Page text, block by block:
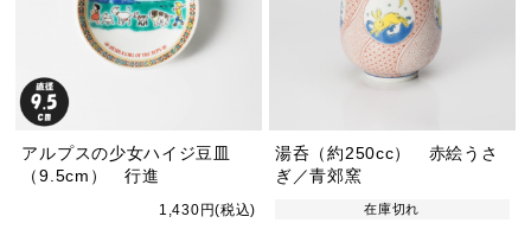
アルプスの少女ハイジ豆皿
（9.5cm） 行進
1,430円(税込)
湯呑（約250cc） 赤絵うさ
ぎ／青郊窯
在庫切れ